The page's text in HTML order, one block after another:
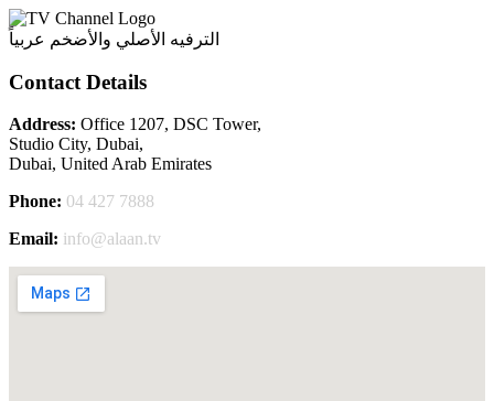
الترفيه الأصلي والأضخم عربياً
Contact Details
Address: Office 1207, DSC Tower,
Studio City, Dubai,
Dubai, United Arab Emirates
Phone: 04 427 7888
Email: info@alaan.tv